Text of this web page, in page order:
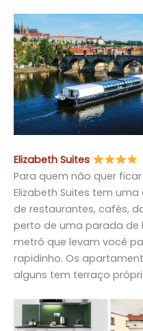
Elizabeth Suites
Para quem não quer
Elizabeth Suites tem
de restaurantes, cafés,
perto de uma parada de
metrô que levam você
rapidinho. Os
alguns tem terraço